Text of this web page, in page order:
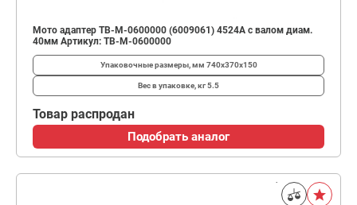
Мото адаптер TB-M-0600000 (6009061) 4524A с валом диам.
40мм Артикул: TB-M-0600000
Упаковочные размеры, мм 740x370x150
Вес в упаковке, кг5.5
Товар распродан
Подобрать аналог